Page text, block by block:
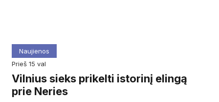
Naujienos
prieš 15 val
Vilnius sieks prikelti istorinį elingą
prie Neries